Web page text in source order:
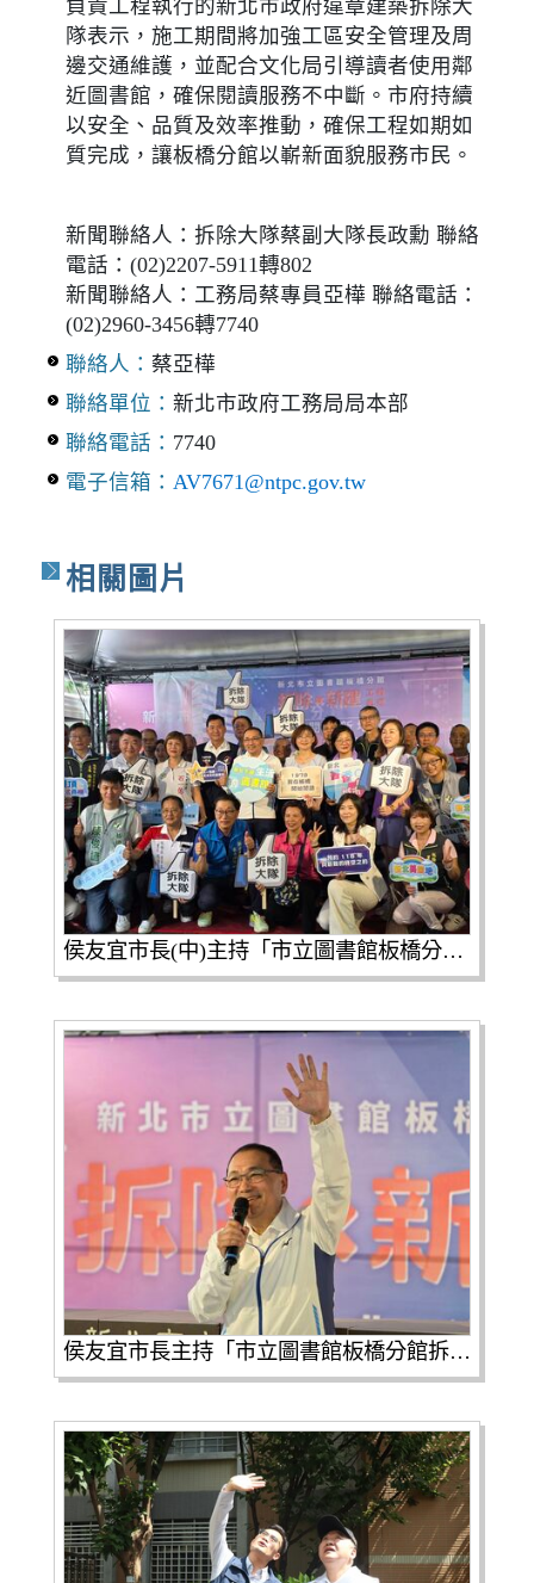
負責工程執行的新北市政府違章建築拆除大
隊表示，施工期間將加強工區安全管理及周
邊交通維護，並配合文化局引導讀者使用鄰
近圖書館，確保閱讀服務不中斷。市府持續
以安全、品質及效率推動，確保工程如期如
質完成，讓板橋分館以嶄新面貌服務市民。
新聞聯絡人：拆除大隊蔡副大隊長政勳 聯絡
電話：(02)2207-5911轉802
新聞聯絡人：工務局蔡專員亞樺 聯絡電話：
(02)2960-3456轉7740
聯絡人： 蔡亞樺
聯絡單位： 新北市政府工務局局本部
聯絡電話： 7740
電子信箱： AV7671@ntpc.gov.tw
相關圖片
侯友宜市長(中)主持「市立圖書館板橋分館拆除暨新建工程」拆除開工典禮，與在場民意代表、里長、里民等人合照。
侯友宜市長主持「市立圖書館板橋分館拆除暨新建工程」拆除開工典禮，打造全齡共享新地標。